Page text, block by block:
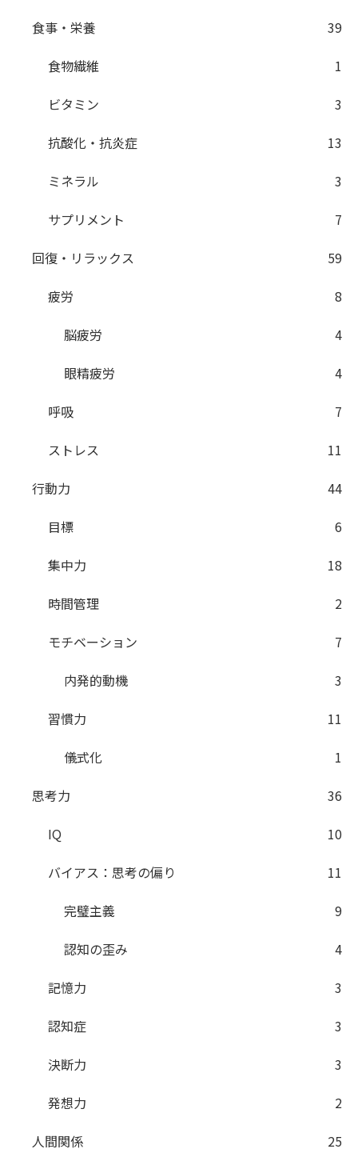
食事・栄養
39
食物繊維
1
ビタミン
3
抗酸化・抗炎症
13
ミネラル
3
サプリメント
7
回復・リラックス
59
疲労
8
脳疲労
4
眼精疲労
4
呼吸
7
ストレス
11
行動力
44
目標
6
集中力
18
時間管理
2
モチベーション
7
内発的動機
3
習慣力
11
儀式化
1
思考力
36
IQ
10
バイアス：思考の偏り
11
完璧主義
9
認知の歪み
4
記憶力
3
認知症
3
決断力
3
発想力
2
人間関係
25